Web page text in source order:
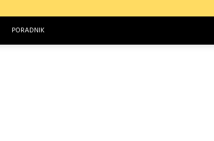
PORADNIK